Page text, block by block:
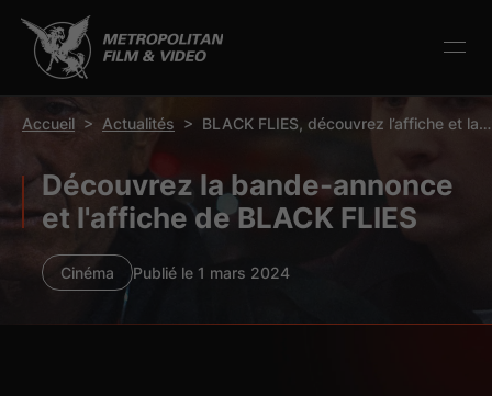
barre d’outils
Accueil > Actualités > BLACK FLIES, découvrez l’affiche et la bande annonce !
Découvrez la bande-annonce
et l'affiche de BLACK FLIES
Cinéma Publié le 1 mars 2024